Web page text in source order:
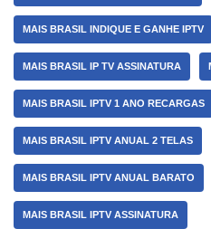
MAIS BRASIL INDIQUE E GANHE IPTV
MAIS BRASIL IP TV ASSINATURA
MAIS BRASIL IPTV 1 ANO RECARGAS
MAIS BRASIL IPTV ANUAL 2 TELAS
MAIS BRASIL IPTV ANUAL BARATO
MAIS BRASIL IPTV ASSINATURA